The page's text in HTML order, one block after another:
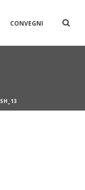
CONVEGNI